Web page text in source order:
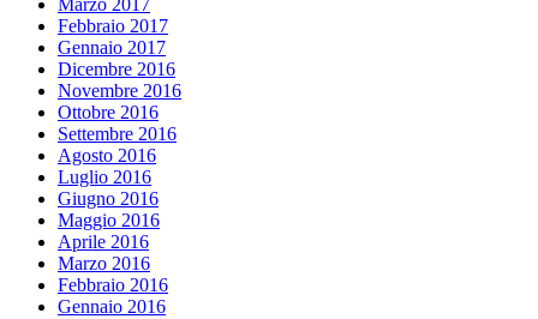
Marzo 2017
Febbraio 2017
Gennaio 2017
Dicembre 2016
Novembre 2016
Ottobre 2016
Settembre 2016
Agosto 2016
Luglio 2016
Giugno 2016
Maggio 2016
Aprile 2016
Marzo 2016
Febbraio 2016
Gennaio 2016